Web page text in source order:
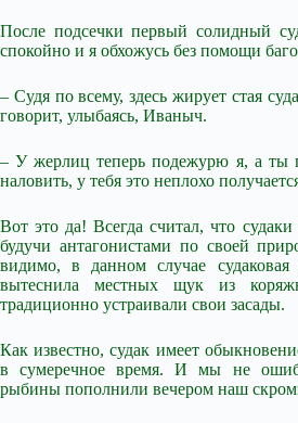
После подсечки первый солидный
спокойно и я обхожусь без помощи
– Судя по всему, здесь жирует стая
говорит, улыбаясь, Иваныч.
– У жерлиц теперь подежурю я, а ты
наловить, у тебя это неплохо
Вот это да! Всегда считал, что
будучи антагонистами по своей
видимо, в данном случае судаковая
вытеснила местных щук из
традиционно устраивали свои засады.
Как известно, судак имеет
в сумеречное время. И мы не
рыбины пополнили вечером наш